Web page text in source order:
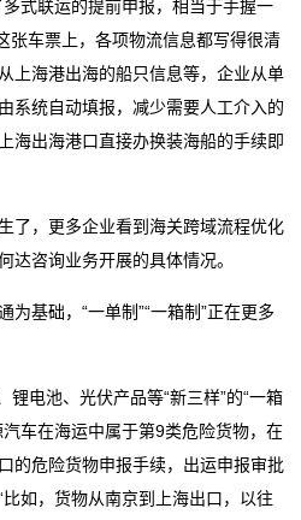
式联运的提前申报，相当于手握一
张车票上，各项物流信息都写得很清
上海港出海的船只信息等，企业从单
系统自动填报，减少需要人工介入的
海出海港口直接办换装海船的手续即
了，更多企业看到海关跨域流程优化
达咨询业务开展的具体情况。
基础，“一单制”“一箱制”正在更多
电池、光伏产品等“新三样”的“一箱
车在海运中属于第9类危险货物，在
的危险货物申报手续，出运申报审批
如，货物从南京到上海出口，以往